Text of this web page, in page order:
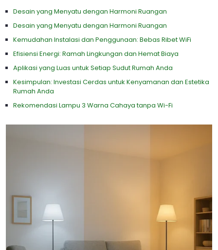
Desain yang Menyatu dengan Harmoni Ruangan
Desain yang Menyatu dengan Harmoni Ruangan
Kemudahan Instalasi dan Penggunaan: Bebas Ribet WiFi
Efisiensi Energi: Ramah Lingkungan dan Hemat Biaya
Aplikasi yang Luas untuk Setiap Sudut Rumah Anda
Kesimpulan: Investasi Cerdas untuk Kenyamanan dan Estetika
Rumah Anda
Rekomendasi Lampu 3 Warna Cahaya tanpa Wi-Fi